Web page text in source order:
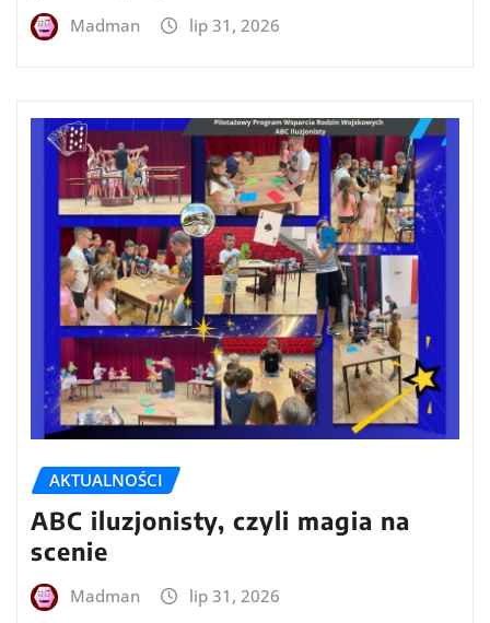
Madman lip 31, 2026
AKTUALNOŚCI
ABC iluzjonisty, czyli magia na
scenie
Madman lip 31, 2026